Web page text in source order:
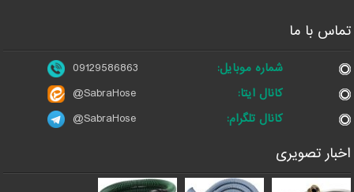
تماس با ما
شماره موبایل:
09129586863
کانال ایتا:
@SabraHose
کانال تلگرام:
@SabraHose
اخبار تصویری